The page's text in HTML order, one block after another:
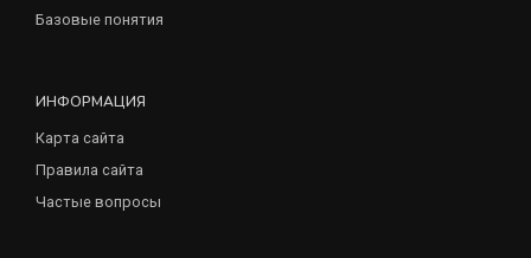
Базовые понятия
ИНФОРМАЦИЯ
Карта сайта
Правила сайта
Частые вопросы